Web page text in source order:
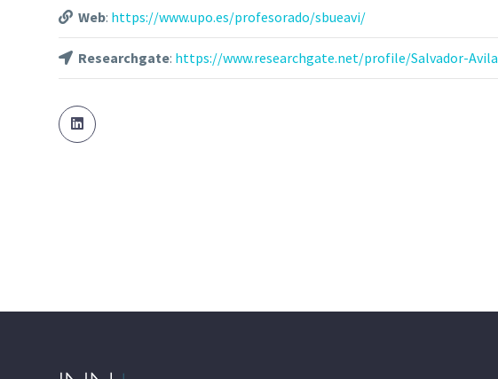
Web: https://www.upo.es/profesorado/sbueavi/
Researchgate: https://www.researchgate.net/profile/Salvador-Avila